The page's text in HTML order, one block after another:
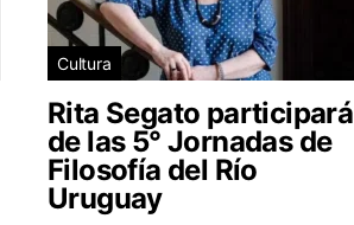
Cultura
Rita Segato participará
de las 5° Jornadas de
Filosofía del Río
Uruguay